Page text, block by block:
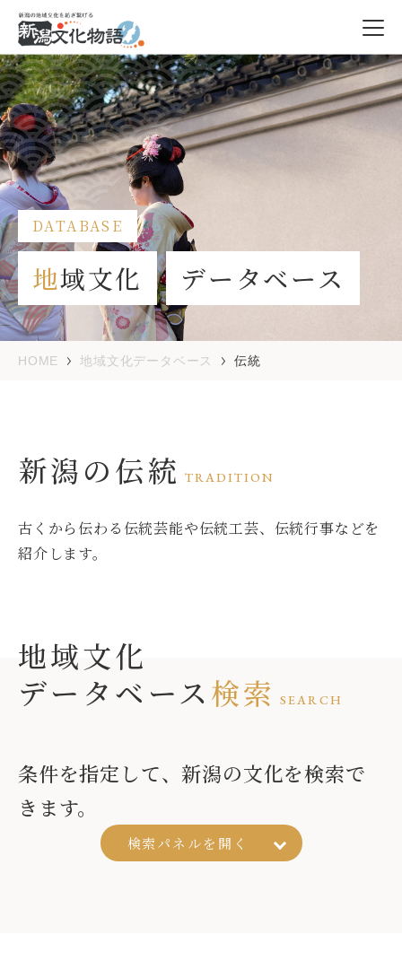
DATABASE
地域文化 データベース
HOME 地域文化データベース 伝統
新潟の伝統 TRADITION
古くから伝わる伝統芸能や伝統工芸、伝統行事などを
紹介します。
地域文化
データベース検索 SEARCH
条件を指定して、新潟の文化を検索で
きます。
検索パネルを 開く